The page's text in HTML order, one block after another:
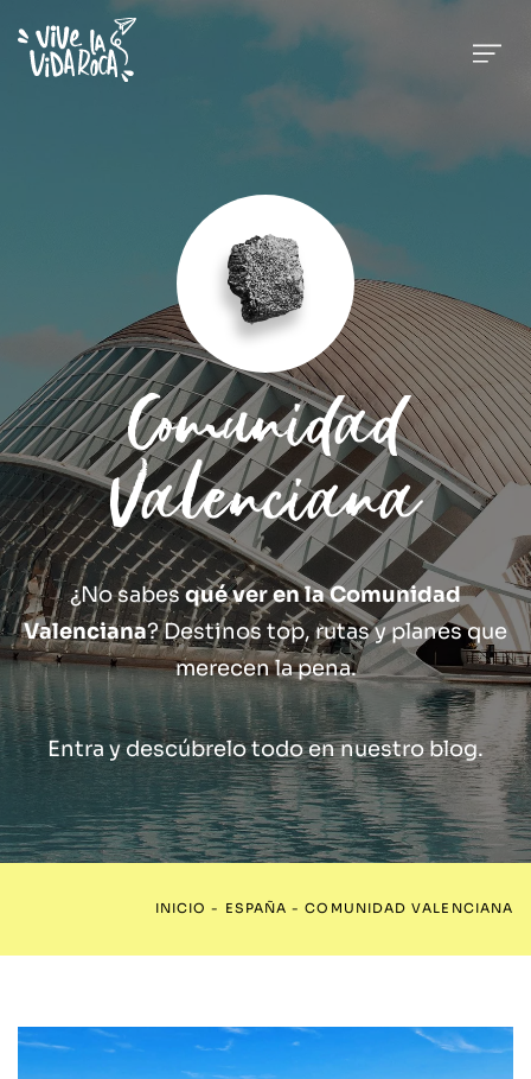
Comunidad
Valenciana
¿No sabesqué ver en la Comunidad
Valenciana? Destinos top, rutas y planes que
merecen la pena.
Entra y descúbrelo todo en nuestro blog.
INICIO - ESPAÑA -COMUNIDAD VALENCIANA